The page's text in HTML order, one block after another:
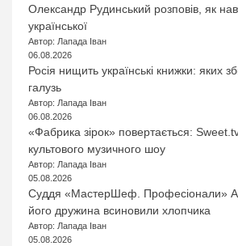
Олександр Рудинський розповів, як
української
Автор: Лапада Іван
06.08.2026
Росія нищить українські книжки: яких
галузь
Автор: Лапада Іван
06.08.2026
«Фабрика зірок» повертається:
культового музичного шоу
Автор: Лапада Іван
05.08.2026
Суддя «МастерШеф. Професіонали»
його дружина всиновили хлопчика
Автор: Лапада Іван
05.08.2026